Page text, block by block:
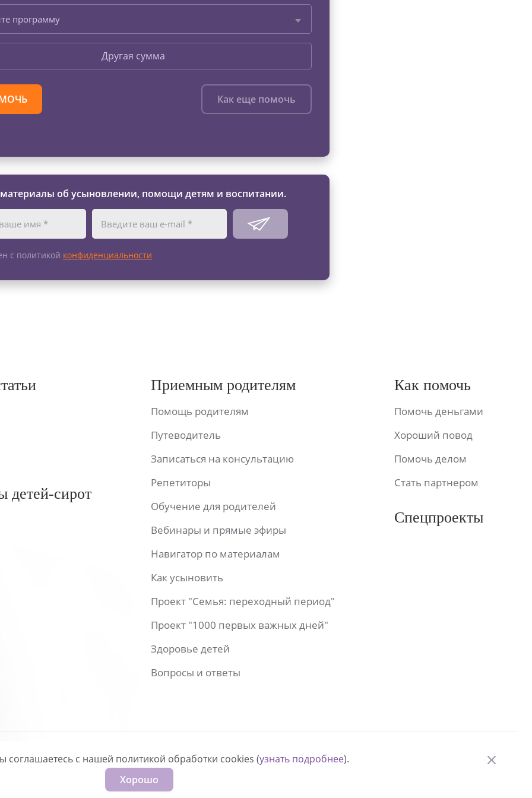
программу
Другая сумма
Как еще помочь
об усыновлении, помощи детям и воспитании.
с политикой конфиденциальности
детей-сирот
Приемным родителям
Помощь родителям
Путеводитель
Записаться на консультацию
Репетиторы
Обучение для родителей
Вебинары и прямые эфиры
Навигатор по материалам
Как усыновить
Проект "Семья: переходный период"
Проект "1000 первых важных дней"
Здоровье детей
Вопросы и ответы
Как помочь
Помочь деньгами
Хороший повод
Помочь делом
Стать партнером
Спецпроекты
соглашаетесь с нашей политикой обработки cookies (узнать подробнее).
Хорошо